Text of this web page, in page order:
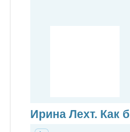
Ирина Лехт. Как